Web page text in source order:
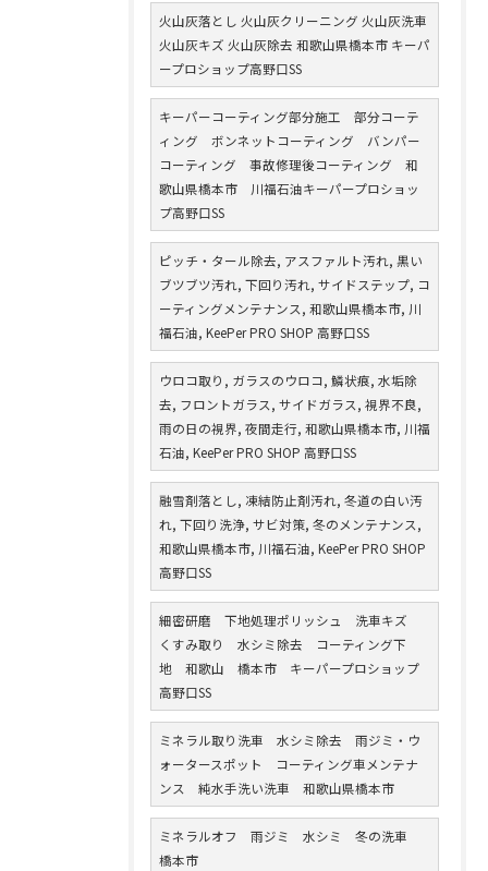
火山灰落とし 火山灰クリーニング 火山灰洗車
火山灰キズ 火山灰除去 和歌山県橋本市 キーパ
ープロショップ高野口SS
キーパーコーティング部分施工 部分コーテ
ィング ボンネットコーティング バンパー
コーティング 事故修理後コーティング 和
歌山県橋本市 川福石油キーパープロショッ
プ高野口SS
ピッチ・タール除去, アスファルト汚れ, 黒い
ブツブツ汚れ, 下回り汚れ, サイドステップ, コ
ーティングメンテナンス, 和歌山県橋本市, 川
福石油, KeePer PRO SHOP 高野口SS
ウロコ取り, ガラスのウロコ, 鱗状痕, 水垢除
去, フロントガラス, サイドガラス, 視界不良,
雨の日の視界, 夜間走行, 和歌山県橋本市, 川福
石油, KeePer PRO SHOP 高野口SS
融雪剤落とし, 凍結防止剤汚れ, 冬道の白い汚
れ, 下回り洗浄, サビ対策, 冬のメンテナンス,
和歌山県橋本市, 川福石油, KeePer PRO SHOP
高野口SS
細密研磨 下地処理ポリッシュ 洗車キズ
くすみ取り 水シミ除去 コーティング下
地 和歌山 橋本市 キーパープロショップ
高野口SS
ミネラル取り洗車 水シミ除去 雨ジミ・ウ
ォータースポット コーティング車メンテナ
ンス 純水手洗い洗車 和歌山県橋本市
ミネラルオフ 雨ジミ 水シミ 冬の洗車
橋本市